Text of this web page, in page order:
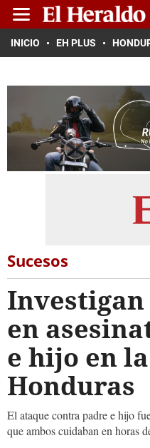
INICIO EH PLUS
Sucesos
en
e hijo en
Honduras
El ataque contra padre e hijo
que ambos cuidaban en horas